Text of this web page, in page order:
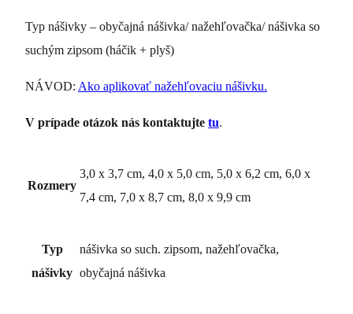
Typ nášivky – obyčajná nášivka/ nažehľovačka/ nášivka so
suchým zipsom (háčik + plyš)
NÁVOD: Ako aplikovať nažehľovaciu nášivku.
V prípade otázok nás kontaktujte tu.
Rozmery
3,0 x 3,7 cm, 4,0 x 5,0 cm, 5,0 x 6,2 cm, 6,0 x
7,4 cm, 7,0 x 8,7 cm, 8,0 x 9,9 cm
Typ
nášivky
nášivka so such. zipsom, nažehľovačka,
obyčajná nášivka